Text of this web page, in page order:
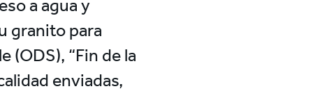
granito para
“Fin de la
enviadas,